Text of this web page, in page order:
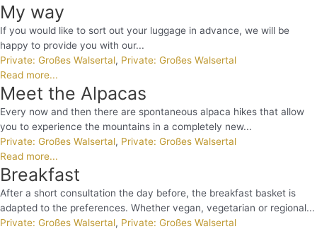
My way
If you would like to sort out your luggage in advance, we will be
happy to provide you with our...
Private: Großes Walsertal, Private: Großes Walsertal
Read more...
Meet the Alpacas
Every now and then there are spontaneous alpaca hikes that allow
you to experience the mountains in a completely new...
Private: Großes Walsertal, Private: Großes Walsertal
Read more...
Breakfast
After a short consultation the day before, the breakfast basket is
adapted to the preferences. Whether vegan, vegetarian or regional...
Private: Großes Walsertal, Private: Großes Walsertal